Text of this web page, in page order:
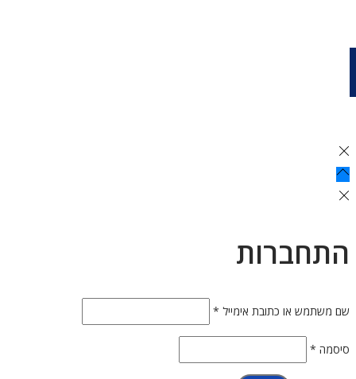
התחברות
שם משתמש או כתובת אימייל *חובה
סיסמה *חובה